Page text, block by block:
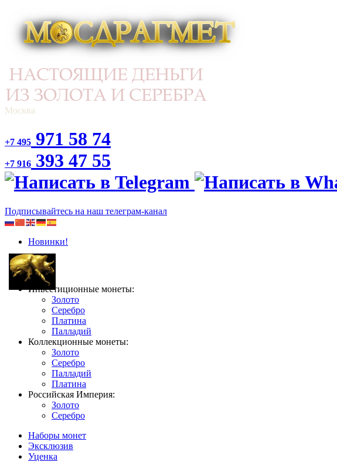
Москва
+7 495 971 58 74
+7 916 393 47 55
Подписывайтесь на наш телеграм-канал
Новинки!
Инвестиционные монеты:
Золото
Серебро
Платина
Палладий
Коллекционные монеты:
Золото
Серебро
Палладий
Платина
Российская Империя:
Золото
Серебро
Наборы монет
Эксклюзив
Уценка